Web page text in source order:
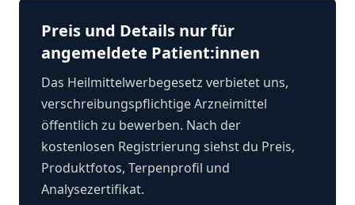
Preis und Details nur für
angemeldete Patient:innen
Das Heilmittelwerbegesetz verbietet uns,
verschreibungspflichtige Arzneimittel
öffentlich zu bewerben. Nach der
kostenlosen Registrierung siehst du Preis,
Produktfotos, Terpenprofil und
Analysezertifikat.